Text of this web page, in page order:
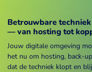
Betrouwbare
— van hosting tot
Jouw digitale omgeving
het nu om hosting, back-
dat de techniek klopt en